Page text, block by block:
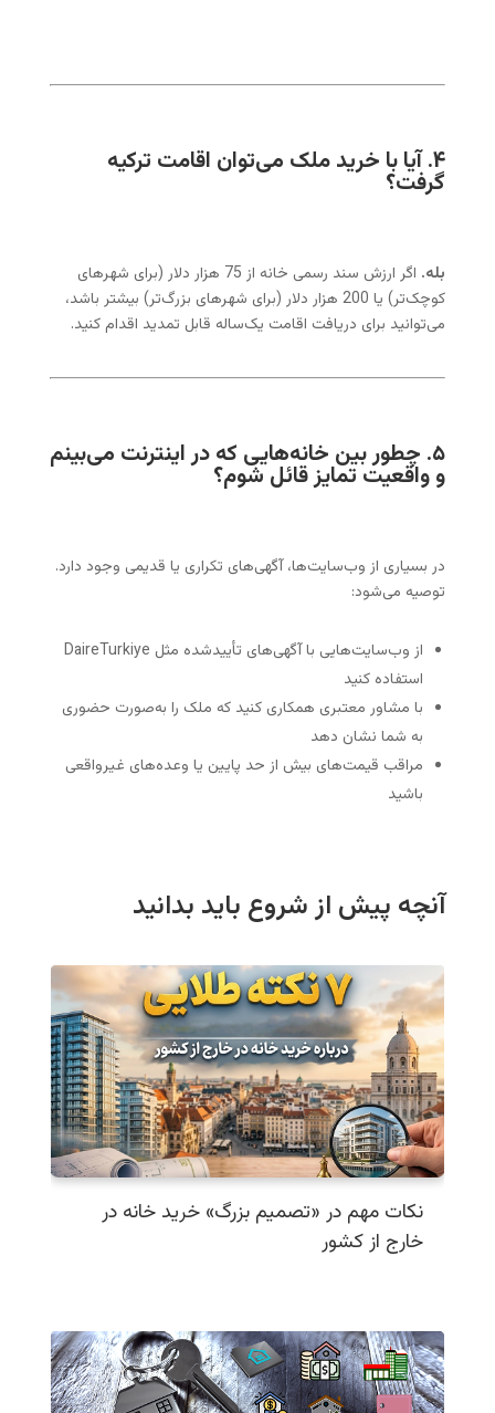
۴. آیا با خرید ملک می‌توان اقامت ترکیه
گرفت؟
بله.
اگر ارزش سند رسمی خانه از 75 هزار دلار (برای شهرهای
کوچک‌تر) یا 200 هزار دلار (برای شهرهای بزرگ‌تر) بیشتر باشد،
می‌توانید برای دریافت اقامت یک‌ساله قابل تمدید اقدام کنید.
۵. چطور بین خانه‌هایی که در اینترنت می‌بینم
و واقعیت تمایز قائل شوم؟
در بسیاری از وب‌سایت‌ها، آگهی‌های تکراری یا قدیمی وجود دارد.
توصیه می‌شود:
از وب‌سایت‌هایی با آگهی‌های تأییدشده مثل DaireTurkiye
استفاده کنید
با مشاور معتبری همکاری کنید که ملک را به‌صورت حضوری
به شما نشان دهد
مراقب قیمت‌های بیش از حد پایین یا وعده‌های غیرواقعی
باشید
آنچه پیش از شروع باید بدانید
نکات مهم در «تصمیم بزرگ» خرید خانه در
خارج از کشور